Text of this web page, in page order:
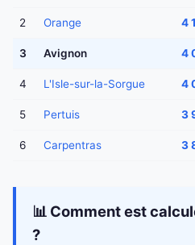
2 Orange 4
3 Avignon 4
4 L'Isle-sur-la-Sorgue 4
5 Pertuis 3
6 Carpentras 3
📊 Comment est
?